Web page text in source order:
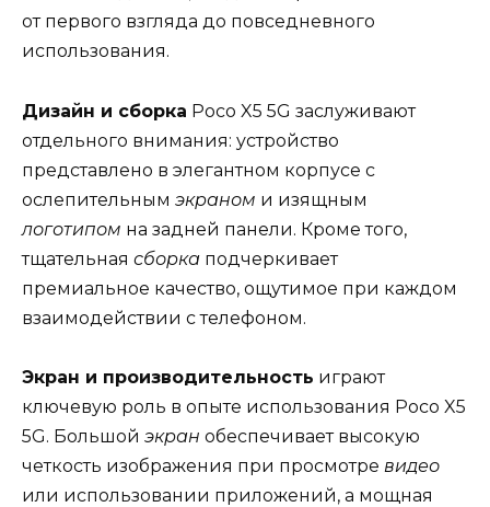
от первого взгляда до повседневного
использования.
Дизайн и сборка Poco X5 5G заслуживают
отдельного внимания: устройство
представлено в элегантном корпусе с
ослепительным экраном и изящным
логотипом на задней панели. Кроме того,
тщательная сборка подчеркивает
премиальное качество, ощутимое при каждом
взаимодействии с телефоном.
Экран и производительность играют
ключевую роль в опыте использования Poco X5
5G. Большой экран обеспечивает высокую
четкость изображения при просмотре видео
или использовании приложений, а мощная